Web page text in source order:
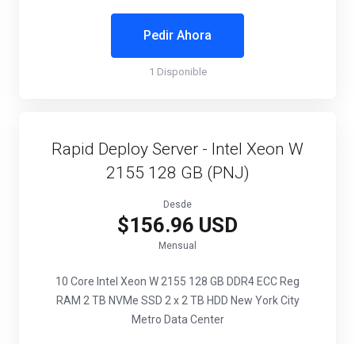
Pedir Ahora
1 Disponible
Rapid Deploy Server - Intel Xeon W
2155 128 GB (PNJ)
Desde
$156.96 USD
Mensual
10 Core Intel Xeon W 2155 128 GB DDR4 ECC Reg
RAM 2 TB NVMe SSD 2 x 2 TB HDD New York City
Metro Data Center